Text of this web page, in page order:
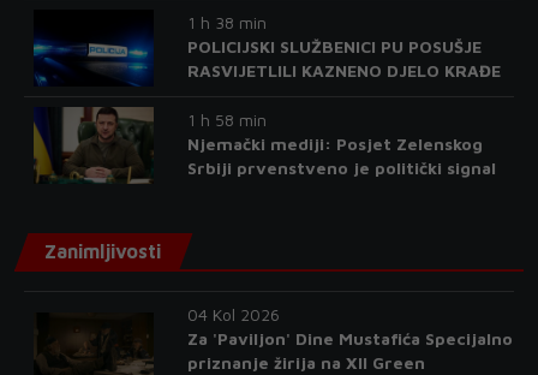
1 h 38 min
POLICIJSKI SLUŽBENICI PU POSUŠJE
RASVIJETLILI KAZNENO DJELO KRAĐE
1 h 58 min
Njemački mediji: Posjet Zelenskog
Srbiji prvenstveno je politički signal
Zanimljivosti
04 Kol 2026
Za 'Paviljon' Dine Mustafića Specijalno
priznanje žirija na XII Green